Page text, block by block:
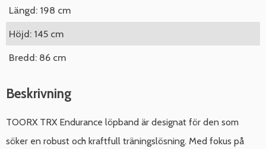
Längd: 198 cm
Höjd: 145 cm
Bredd: 86 cm
Beskrivning
TOORX TRX Endurance löpband är designat för den som
söker en robust och kraftfull träningslösning. Med fokus på